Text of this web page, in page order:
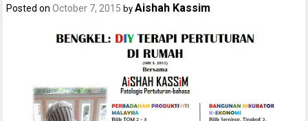
Posted onOctober 7, 2015 byAishah Kassim